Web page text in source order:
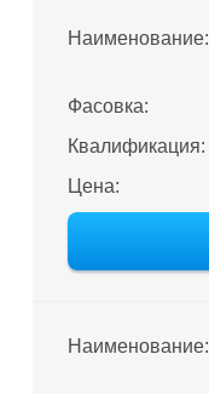
Наименование:
Фасовка:
Квалификация:
Цена:
Наименование: